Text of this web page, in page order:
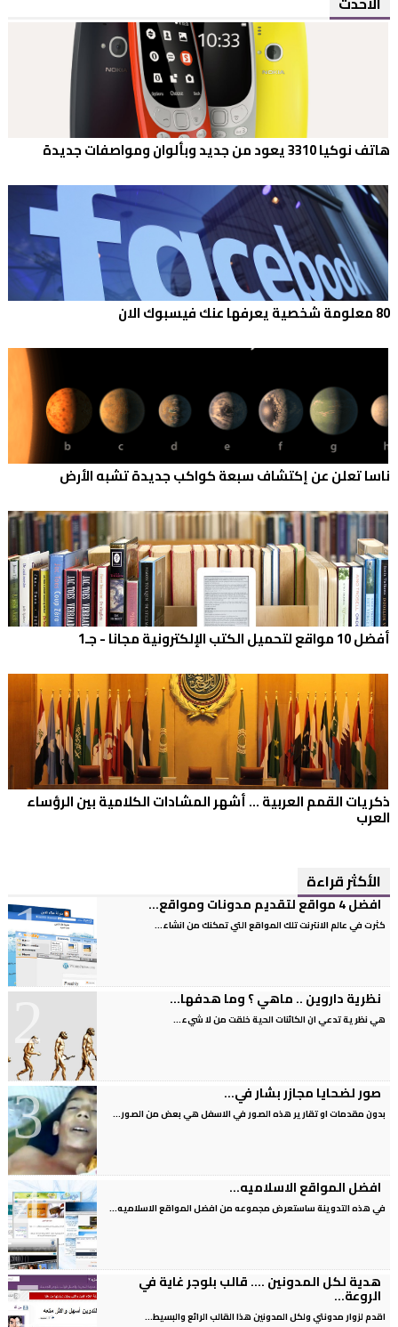
هاتف نوكيا 3310 يعود من جديد وبألوان ومواصفات جديدة
80 معلومة شخصية يعرفها عنك فيسبوك الان
ناسا تعلن عن إكتشاف سبعة كواكب جديدة تشبه الأرض
أفضل 10 مواقع لتحميل الكتب الإلكترونية مجانا - جـ1
ذكريات القمم العربية ... أشهر المشادات الكلامية بين الرؤساء
العرب
الأكثر قراءة
افضل 4 مواقع لتقديم مدونات ومواقع...
كثرت في عالم الانترنت تلك المواقع التي تمكنك من انشاء...
نظرية داروين .. ماهي ؟ وما هدفها...
هي نظرية تدعي ان الكائنات الحية خلقت من لا شيء...
صور لضحايا مجازر بشار في...
بدون مقدمات او تقارير هذه الصور في الاسفل هي بعض من الصور...
افضل المواقع الاسلاميه...
في هذه التدوينة ساستعرض مجموعه من افضل المواقع الاسلاميه...
هدية لكل المدونين .... قالب بلوجر غاية في
الروعة...
اقدم لزوار مدونتي ولكل المدونين هذا القالب الرائع والبسيط...